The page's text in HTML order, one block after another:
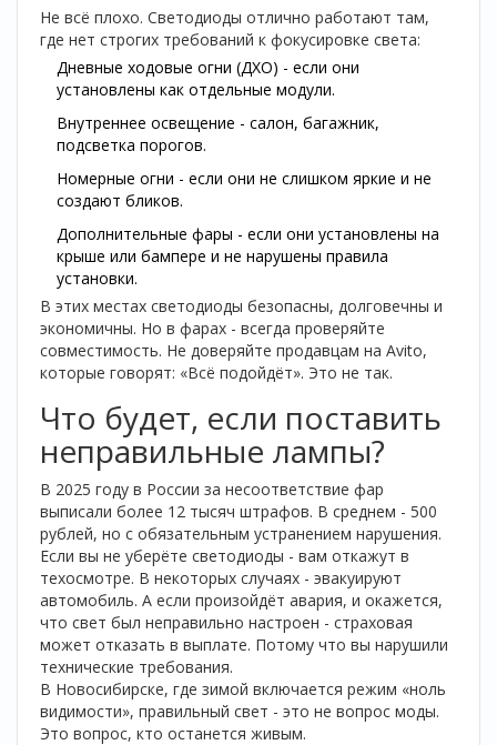
Не всё плохо. Светодиоды отлично работают там,
где нет строгих требований к фокусировке света:
Дневные ходовые огни (ДХО) - если они
установлены как отдельные модули.
Внутреннее освещение - салон, багажник,
подсветка порогов.
Номерные огни - если они не слишком яркие и не
создают бликов.
Дополнительные фары - если они установлены на
крыше или бампере и не нарушены правила
установки.
В этих местах светодиоды безопасны, долговечны и
экономичны. Но в фарах - всегда проверяйте
совместимость. Не доверяйте продавцам на Avito,
которые говорят: «Всё подойдёт». Это не так.
Что будет, если поставить
неправильные лампы?
В 2025 году в России за несоответствие фар
выписали более 12 тысяч штрафов. В среднем - 500
рублей, но с обязательным устранением нарушения.
Если вы не уберёте светодиоды - вам откажут в
техосмотре. В некоторых случаях - эвакуируют
автомобиль. А если произойдёт авария, и окажется,
что свет был неправильно настроен - страховая
может отказать в выплате. Потому что вы нарушили
технические требования.
В Новосибирске, где зимой включается режим «ноль
видимости», правильный свет - это не вопрос моды.
Это вопрос, кто останется живым.